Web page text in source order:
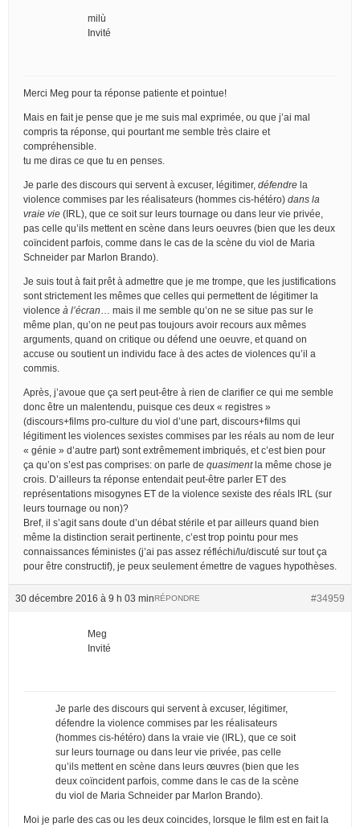
milù
Invité
Merci Meg pour ta réponse patiente et pointue!
Mais en fait je pense que je me suis mal exprimée, ou que j’ai mal
compris ta réponse, qui pourtant me semble très claire et
compréhensible.
tu me diras ce que tu en penses.
Je parle des discours qui servent à excuser, légitimer, défendre la
violence commises par les réalisateurs (hommes cis-hétéro) dans la
vraie vie (IRL), que ce soit sur leurs tournage ou dans leur vie privée,
pas celle qu’ils mettent en scène dans leurs oeuvres (bien que les deux
coïncident parfois, comme dans le cas de la scène du viol de Maria
Schneider par Marlon Brando).
Je suis tout à fait prêt à admettre que je me trompe, que les justifications
sont strictement les mêmes que celles qui permettent de légitimer la
violence à l’écran … mais il me semble qu’on ne se situe pas sur le
même plan, qu’on ne peut pas toujours avoir recours aux mêmes
arguments, quand on critique ou défend une oeuvre, et quand on
accuse ou soutient un individu face à des actes de violences qu’il a
commis.
Après, j’avoue que ça sert peut-être à rien de clarifier ce qui me semble
donc être un malentendu, puisque ces deux « registres »
(discours+films pro-culture du viol d’une part, discours+films qui
légitiment les violences sexistes commises par les réals au nom de leur
« génie » d’autre part) sont extrêmement imbriqués, et c’est bien pour
ça qu’on s’est pas comprises: on parle de quasimentla même chose je
crois. D’ailleurs ta réponse entendait peut-être parler ET des
représentations misogynes ET de la violence sexiste des réals IRL (sur
leurs tournage ou non)?
Bref, il s’agit sans doute d’un débat stérile et par ailleurs quand bien
même la distinction serait pertinente, c’est trop pointu pour mes
connaissances féministes (j’ai pas assez réfléchi/lu/discuté sur tout ça
pour être constructif), je peux seulement émettre de vagues hypothèses.
30 décembre 2016 à 9 h 03 min #34959
RÉPONDRE
Meg
Invité
Je parle des discours qui servent à excuser, légitimer,
défendre la violence commises par les réalisateurs
(hommes cis-hétéro) dans la vraie vie (IRL), que ce soit
sur leurs tournage ou dans leur vie privée, pas celle
qu’ils mettent en scène dans leurs œuvres (bien que les
deux coïncident parfois, comme dans le cas de la scène
du viol de Maria Schneider par Marlon Brando).
Moi je parle des cas ou les deux coincides, lorsque le film est en fait la